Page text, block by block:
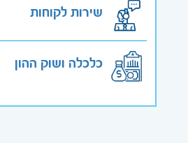
שירות לקוחות
כלכלה ושוק ההון